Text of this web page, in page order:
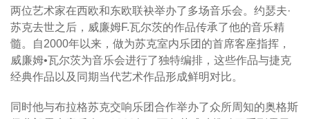
两位艺术家在西欧和东欧联袂举办了多场音乐会。约瑟夫·
苏克去世之后，威廉姆F.瓦尔茨的作品传承了他的音乐精
髓。自2000年以来，做为苏克室内乐团的首席客座指挥，
威廉姆•瓦尔茨为音乐会进行了独特编排，这些作品与捷克
经典作品以及同期当代艺术作品形成鲜明对比。
同时他与布拉格苏克交响乐团合作举办了众所周知的奥格斯